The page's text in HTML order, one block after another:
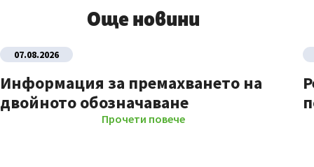
Още новини
07.08.2026
Информация за премахването на
двойното обозначаване
Прочети повече